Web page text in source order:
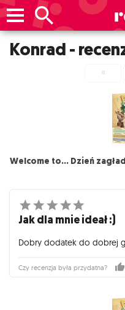
Konrad -
«
Welcome to... Dzień
Jak dla mnie ideał :)
Dobry dodatek do dobrej
Czy recenzja była przydatna?